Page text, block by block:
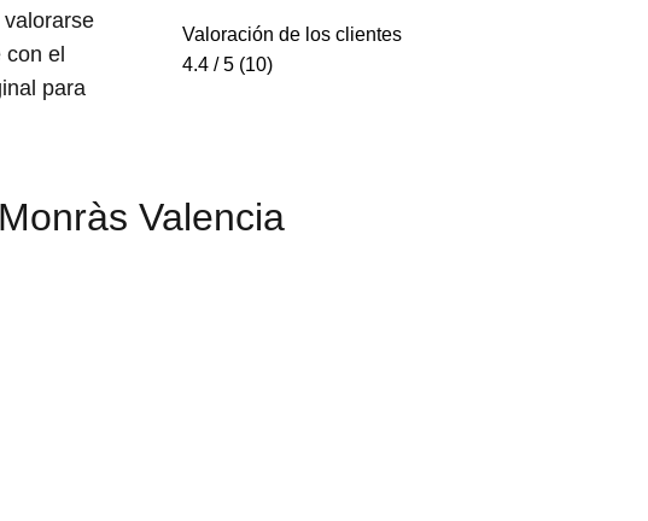
el
para
Valoración de los clientes
4.4 / 5 (10)
Valencia